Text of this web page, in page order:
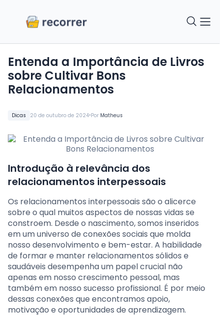
Dicas 20 de outubro de 2024•Por Matheus
Entenda a Importância de Livros
sobre Cultivar Bons
Relacionamentos
Introdução à relevância dos
relacionamentos interpessoais
Os relacionamentos interpessoais são o alicerce
sobre o qual muitos aspectos de nossas vidas se
constroem. Desde o nascimento, somos inseridos
em um universo de conexões sociais que molda
nosso desenvolvimento e bem-estar. A habilidade
de formar e manter relacionamentos sólidos e
saudáveis desempenha um papel crucial não
apenas em nosso crescimento pessoal, mas
também em nosso sucesso profissional. É por meio
dessas conexões que encontramos apoio,
motivação e oportunidades de aprendizagem.